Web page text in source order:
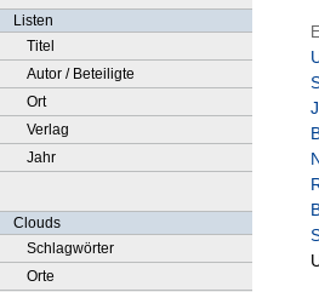
Listen
Titel
Autor / Beteiligte
Ort
Verlag
Jahr
Clouds
Schlagwörter
Orte